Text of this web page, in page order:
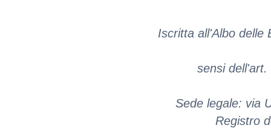
Iscritta all'Albo delle
sensi
Sede legale: via
Registro